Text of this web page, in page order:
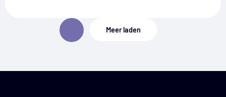
Meer laden